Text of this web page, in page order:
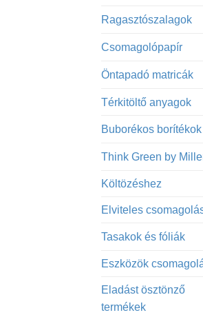
Ragasztószalagok
Csomagolópapír
Öntapadó matricák
Térkitöltő anyagok
Buborékos borítékok
Think Green by
Költözéshez
Elviteles
Tasakok és fóliák
Eszközök
Eladást ösztönző
termékek